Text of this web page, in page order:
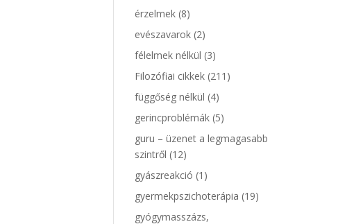
érzelmek (8)
evészavarok (2)
félelmek nélkül (3)
Filozófiai cikkek (211)
függőség nélkül (4)
gerincproblémák (5)
guru – üzenet a legmagasabb
szintről (12)
gyászreakció (1)
gyermekpszichoterápia (19)
gyógymasszázs,